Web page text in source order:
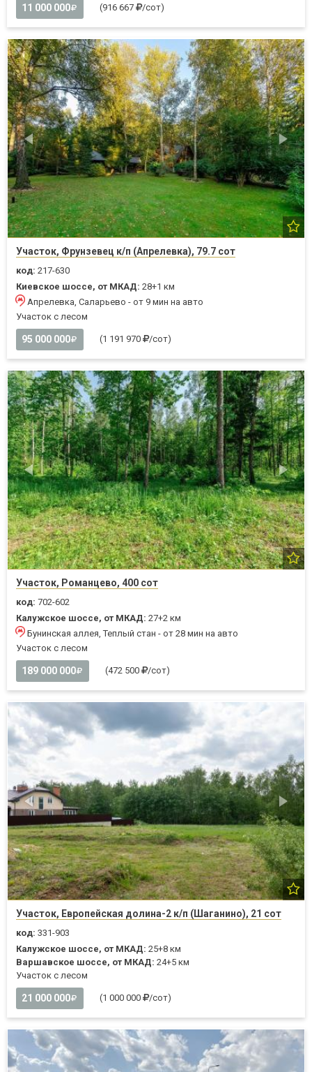
11 000 000 (916 667 /сот)
Участок, Фрунзевец к/п (Апрелевка), 79.7 сот
код: 217-630
Киевское шоссе, от МКАД: 28+1 км
Апрелевка, Саларьево - от 9 мин на авто
Участок с лесом
95 000 000 (1 191 970 /сот)
Участок, Романцево, 400 сот
код: 702-602
Калужское шоссе, от МКАД: 27+2 км
Бунинская аллея, Теплый стан - от 28 мин на авто
Участок с лесом
189 000 000 (472 500 /сот)
Участок, Европейская долина-2 к/п (Шаганино), 21 сот
код: 331-903
Калужское шоссе, от МКАД: 25+8 км
Варшавское шоссе, от МКАД: 24+5 км
Участок с лесом
21 000 000 (1 000 000 /сот)